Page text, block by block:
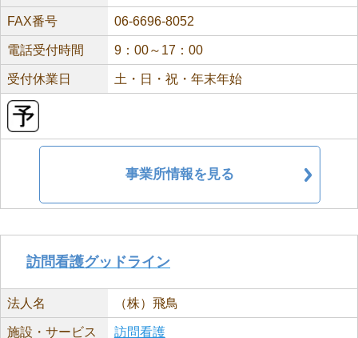
FAX番号 06-6696-8052
電話受付時間 9：00～17：00
受付休業日 土・日・祝・年末年始
事業所情報を見る
訪問看護グッドライン
法人名 （株）飛鳥
施設・サービス 訪問看護